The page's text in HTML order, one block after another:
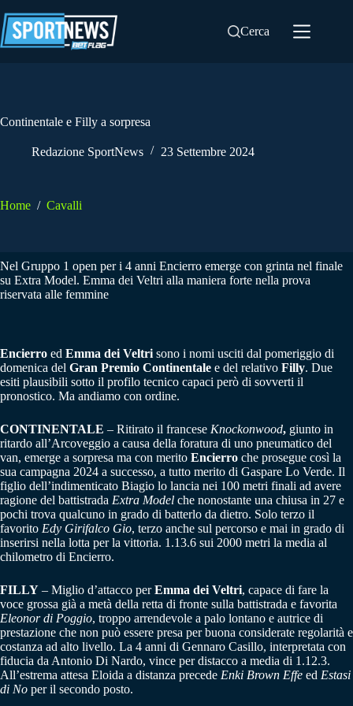
al
contenuto
Cerca
Continentale e Filly a sorpresa
Redazione SportNews 23 Settembre 2024
Home / Cavalli
Nel Gruppo 1 open per i 4 anni Encierro emerge con grinta nel finale
su Extra Model. Emma dei Veltri alla maniera forte nella prova
riservata alle femmine
Encierro ed Emma dei Veltri sono i nomi usciti dal pomeriggio di
domenica del Gran Premio Continentale e del relativo Filly. Due
esiti plausibili sotto il profilo tecnico capaci però di sovverti il
pronostico. Ma andiamo con ordine.
CONTINENTALE – Ritirato il francese Knockonwood, giunto in
ritardo all’Arcoveggio a causa della foratura di uno pneumatico del
van, emerge a sorpresa ma con merito Encierro che prosegue così la
sua campagna 2024 a successo, a tutto merito di Gaspare Lo Verde. Il
figlio dell’indimenticato Biagio lo lancia nei 100 metri finali ad avere
ragione del battistrada Extra Model che nonostante una chiusa in 27 e
pochi trova qualcuno in grado di batterlo da dietro. Solo terzo il
favorito Edy Girifalco Gio, terzo anche sul percorso e mai in grado di
inserirsi nella lotta per la vittoria. 1.13.6 sui 2000 metri la media al
chilometro di Encierro.
FILLY – Miglio d’attacco perEmma dei Veltri, capace di fare la
voce grossa già a metà della retta di fronte sulla battistrada e favorita
Eleonor di Poggio, troppo arrendevole a palo lontano e autrice di
prestazione che non può essere presa per buona considerate regolarità e
costanza ad alto livello. La 4 anni di Gennaro Casillo, interpretata con
fiducia da Antonio Di Nardo, vince per distacco a media di 1.12.3.
All’estrema attesa Eloida a distanza precede Enki Brown Effe ed Estasi
di No per il secondo posto.